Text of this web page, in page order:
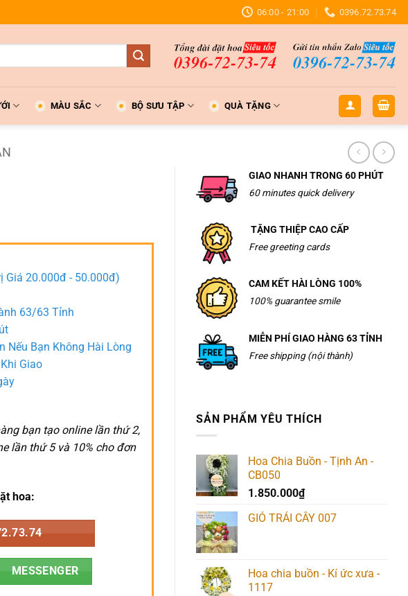
06:00 - 21:00 0396.72.73.74
MÀU SẮC BỘ SƯU TẬP QUÀ TẶNG
GIAO NHANH TRONG 60 PHÚT
60 minutes quick delivery
TẶNG THIỆP CAO CẤP
Free greeting cards
CAM KẾT HÀI LÒNG 100%
100% guarantee smile
MIỄN PHÍ GIAO HÀNG 63 TỈNH
Free shipping (nội thành)
SẢN PHẨM YÊU THÍCH
Hoa Chia Buồn - Tịnh An -
CB050
1.850.000₫
GIỎ TRÁI CÂY 007
Hoa chia buồn - Kí ức xưa -
1117
Giá 20.000đ - 50.000đ)
63/63 Tỉnh
Nếu Bạn Không Hài Lòng
Giao
bạn tạo online lần thứ 2,
lần thứ 5 và 10% cho đơn
hoa:
MESSENGER